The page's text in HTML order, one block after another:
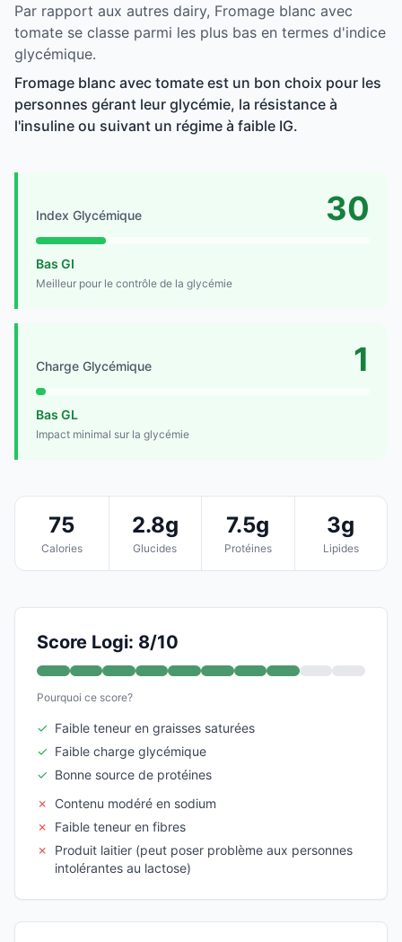
Par rapport aux autres dairy, Fromage blanc avec
tomate se classe parmi les plus bas en termes d'indice
glycémique.
Fromage blanc avec tomate est un bon choix pour les
personnes gérant leur glycémie, la résistance à
l'insuline ou suivant un régime à faible IG.
Index Glycémique 30
Bas GI
Meilleur pour le contrôle de la glycémie
Charge Glycémique 1
Bas GL
Impact minimal sur la glycémie
75
Calories
2.8g
Glucides
7.5g
Protéines
3g
Lipides
Score Logi: 8/10
Pourquoi ce score?
✓ Faible teneur en graisses saturées
✓ Faible charge glycémique
✓ Bonne source de protéines
✗
Contenu modéré en sodium
✗
Faible teneur en fibres
✗
Produit laitier (peut poser problème aux personnes
intolérantes au lactose)